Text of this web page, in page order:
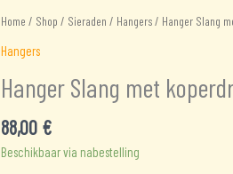
Home / Shop / Sieraden / Hangers/ Hanger Slang
Hangers
Hanger Slang met
88,00 €
Beschikbaar via nabestelling